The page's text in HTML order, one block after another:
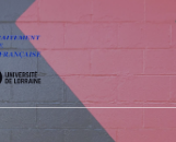
contenu